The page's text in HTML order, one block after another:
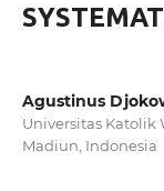
Agustinus
Universitas Katolik
Madiun, Indonesia